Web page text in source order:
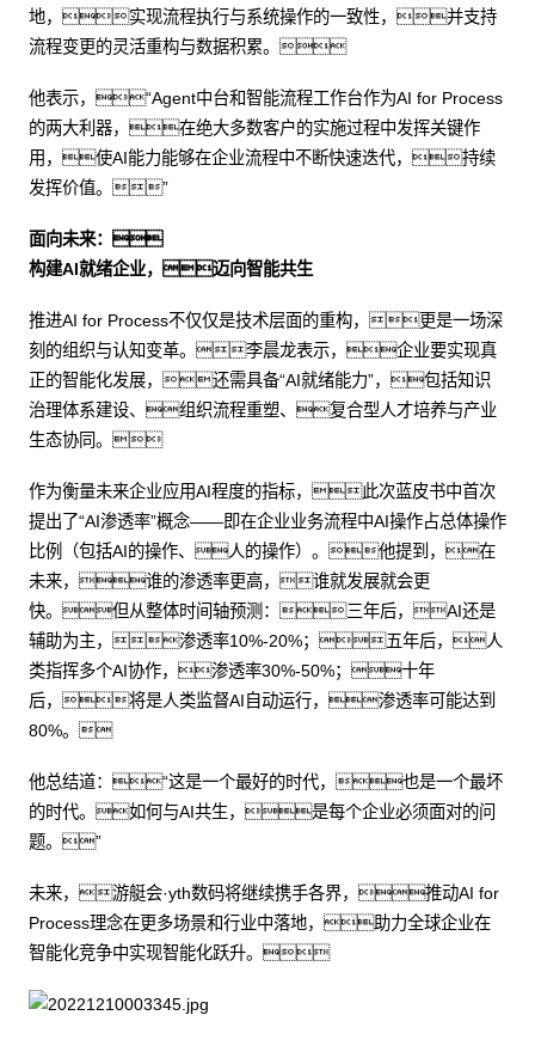
地，实现流程执行与系统操作的一致性，并支持
流程变更的灵活重构与数据积累。
他表示，“Agent中台和智能流程工作台作为AI for Process
的两大利器，在绝大多数客户的实施过程中发挥关键作
用，使AI能力能够在企业流程中不断快速迭代，持续
发挥价值。”
面向未来：
构建AI就绪企业，迈向智能共生
推进AI for Process不仅仅是技术层面的重构，更是一场深
刻的组织与认知变革。李晨龙表示，企业要实现真
正的智能化发展，还需具备“AI就绪能力”，包括知识
治理体系建设、组织流程重塑、复合型人才培养与产业
生态协同。
作为衡量未来企业应用AI程度的指标，此次蓝皮书中首次
提出了“AI渗透率”概念——即在企业业务流程中AI操作占总体操作
比例（包括AI的操作、人的操作）。他提到，在
未来，谁的渗透率更高，谁就发展就会更
快。但从整体时间轴预测：三年后，AI还是
辅助为主，渗透率10%-20%；五年后，人
类指挥多个AI协作，渗透率30%-50%；十年
后，将是人类监督AI自动运行，渗透率可能达到
80%。
他总结道：“这是一个最好的时代，也是一个最坏
的时代。如何与AI共生，是每个企业必须面对的问
题。”
未来，游艇会·yth数码将继续携手各界，推动AI for
Process理念在更多场景和行业中落地，助力全球企业在
智能化竞争中实现智能化跃升。